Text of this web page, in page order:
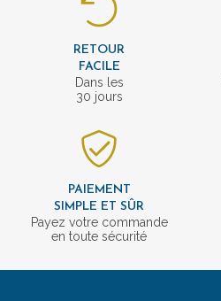
RETOUR
FACILE
Dans les
30 jours
PAIEMENT
SIMPLE ET SÛR
Payez votre commande
en toute sécurité